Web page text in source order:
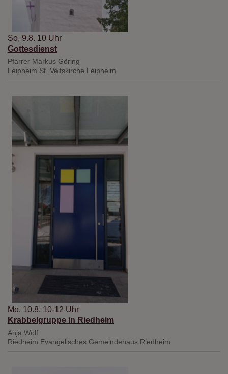
So, 9.8. 10 Uhr
Gottesdienst
Pfarrer Markus Göring
Leipheim St. Veitskirche Leipheim
Mo, 10.8. 10-12 Uhr
Krabbelgruppe in Riedheim
Anja Wolf
Riedheim Evangelisches Gemeindehaus Riedheim